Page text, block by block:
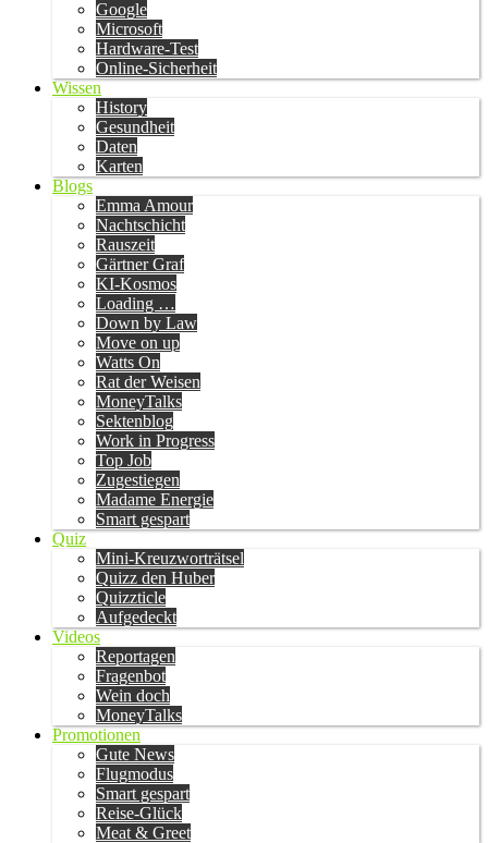
Google
Microsoft
Hardware-Test
Online-Sicherheit
Wissen
History
Gesundheit
Daten
Karten
Blogs
Emma Amour
Nachtschicht
Rauszeit
Gärtner Graf
KI-Kosmos
Loading …
Down by Law
Move on up
Watts On
Rat der Weisen
MoneyTalks
Sektenblog
Work in Progress
Top Job
Zugestiegen
Madame Energie
Smart gespart
Quiz
Mini-Kreuzworträtsel
Quizz den Huber
Quizzticle
Aufgedeckt
Videos
Reportagen
Fragenbot
Wein doch
MoneyTalks
Promotionen
Gute News
Flugmodus
Smart gespart
Reise-Glück
Meat & Greet